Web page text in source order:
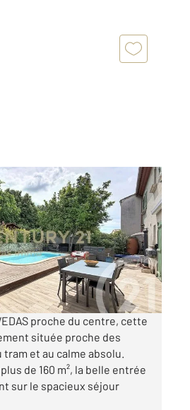
34
€
proche du centre, cette
située proche des
et au calme absolu.
de 160 m², la belle entrée
sur le spacieux séjour